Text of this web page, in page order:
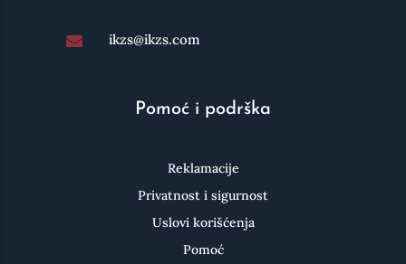
 ikzs@ikzs.com
Pomoć i podrška
Reklamacije
Privatnost i sigurnost
Uslovi korišćenja
Pomoć